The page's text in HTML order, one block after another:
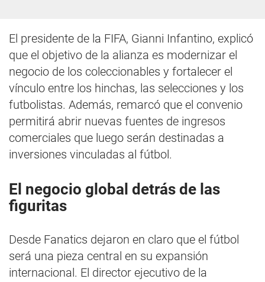
El presidente de la FIFA, Gianni Infantino, explicó
que el objetivo de la alianza es modernizar el
negocio de los coleccionables y fortalecer el
vínculo entre los hinchas, las selecciones y los
futbolistas. Además, remarcó que el convenio
permitirá abrir nuevas fuentes de ingresos
comerciales que luego serán destinadas a
inversiones vinculadas al fútbol.
El negocio global detrás de las
figuritas
Desde Fanatics dejaron en claro que el fútbol
será una pieza central en su expansión
internacional. El director ejecutivo de la